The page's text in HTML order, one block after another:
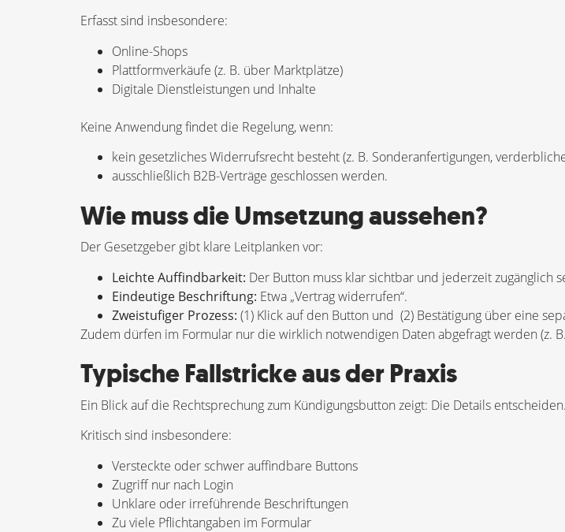
Erfasst sind insbesondere:
Online-Shops
Plattformverkäufe (z. B. über Marktplätze)
Digitale Dienstleistungen und Inhalte
Keine Anwendung findet die Regelung, wenn:
kein gesetzliches Widerrufsrecht besteht (z. B. Sonderanfertigungen,
ausschließlich B2B-Verträge geschlossen werden.
Wie muss die Umsetzung aussehen?
Der Gesetzgeber gibt klare Leitplanken vor:
Leichte Auffindbarkeit: Der Button muss klar sichtbar und jederzeit zugänglich
Eindeutige Beschriftung: Etwa „Vertrag widerrufen“.
Zweistufiger Prozess: (1) Klick auf den Button und (2) Bestätigung über eine
Zudem dürfen im Formular nur die wirklich notwendigen Daten abgefragt werden (z.
Typische Fallstricke aus der Praxis
Ein Blick auf die Rechtsprechung zum Kündigungsbutton zeigt: Die Details entscheiden.
Kritisch sind insbesondere:
Versteckte oder schwer auffindbare Buttons
Zugriff nur nach Login
Unklare oder irreführende Beschriftungen
Zu viele Pflichtangaben im Formular